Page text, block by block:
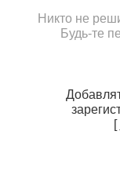
Никто не
Будь-те
[